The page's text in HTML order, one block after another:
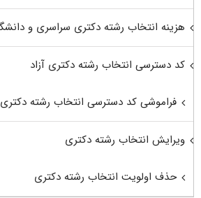
هزینه انتخاب رشته دکتری سراسری و
کد دسترسی انتخاب رشته دکتری آزاد
فراموشی کد دسترسی انتخاب رشته دکتری
ویرایش انتخاب رشته دکتری
حذف اولویت انتخاب رشته دکتری